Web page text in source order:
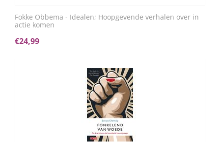
Fokke Obbema - Idealen; Hoopgevende verhalen over in
actie komen
€24,99